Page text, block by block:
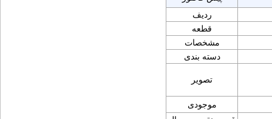
ردیف
قطعه
مشخصات
دسته بندی
تصویر
موجودی